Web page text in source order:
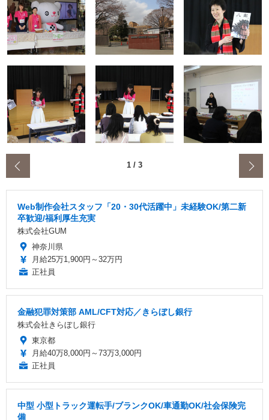
1 / 3
Web制作会社スタッフ「20・30代活躍中」未経験OK/第二新
卒歓迎/福利厚生充実
株式会社GUM
神奈川県
月給25万1,900円～32万円
正社員
金融犯罪対策部 AML/CFT対応／きらぼし銀行
株式会社きらぼし銀行
東京都
月給40万8,000円～73万3,000円
正社員
中型 小型トラック運転手/ブランクOK/車通勤OK/社会保険完
備